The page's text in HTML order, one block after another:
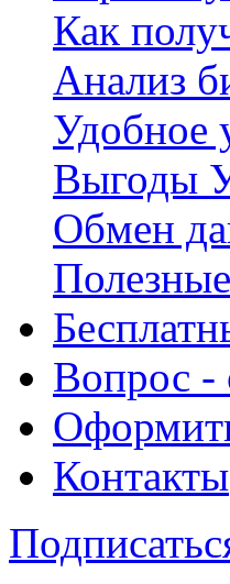
Как
Анализ
Удобное
Выгоды
Обмен
Вопрос -
Контакты